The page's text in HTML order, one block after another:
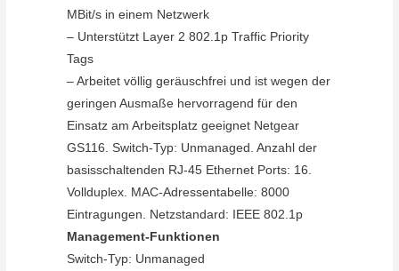
MBit/s in einem Netzwerk
– Unterstützt Layer 2 802.1p Traffic Priority
Tags
– Arbeitet völlig geräuschfrei und ist wegen der
geringen Ausmaße hervorragend für den
Einsatz am Arbeitsplatz geeignet Netgear
GS116. Switch-Typ: Unmanaged. Anzahl der
basisschaltenden RJ-45 Ethernet Ports: 16.
Vollduplex. MAC-Adressentabelle: 8000
Eintragungen. Netzstandard: IEEE 802.1p
Management-Funktionen
Switch-Typ: Unmanaged